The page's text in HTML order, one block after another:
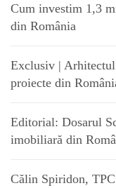
Cum investim 1,3
din România
Exclusiv |
proiecte din
Editorial: Dosarul
imobiliară din
Călin Spiridon,